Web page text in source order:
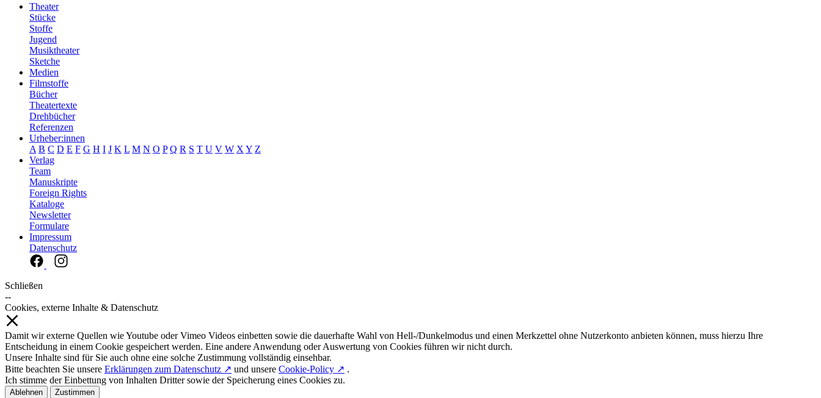
Theater
Stücke
Stoffe
Jugend
Musiktheater
Sketche
Medien
Filmstoffe
Bücher
Theatertexte
Drehbücher
Referenzen
Urheber:innen
A B C D E F G H I J K L M N O P Q R S T U V W X Y Z
Verlag
Team
Manuskripte
Foreign Rights
Kataloge
Newsletter
Formulare
Impressum
Datenschutz
Schließen
--
Cookies, externe Inhalte & Datenschutz
Damit wir externe Quellen wie Youtube oder Vimeo Videos einbetten sowie die dauerhafte Wahl von Hell-/Dunkelmodus und einen Merkzettel ohne Nutzerkonto anbieten können, muss hierzu Ihre
Entscheidung in einem Cookie gespeichert werden. Eine andere Anwendung oder Auswertung von Cookies führen wir nicht durch.
Unsere Inhalte sind für Sie auch ohne eine solche Zustimmung vollständig einsehbar.
Bitte beachten Sie unsere Erklärungen zum Datenschutz ↗ und unsere Cookie-Policy ↗ .
Ich stimme der Einbettung von Inhalten Dritter sowie der Speicherung eines Cookies zu.
Ablehnen Zustimmen